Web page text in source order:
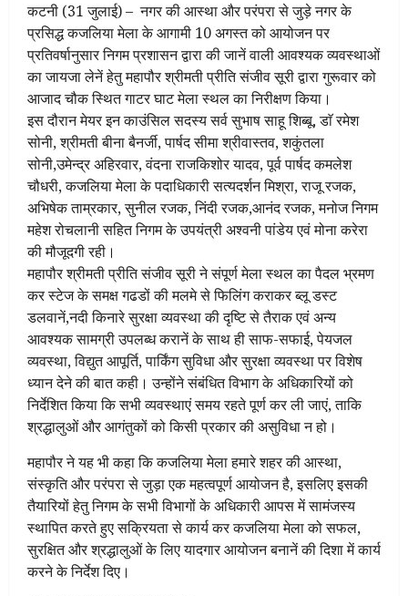
कटनी (31 जुलाई) – नगर की आस्था और परंपरा से जुड़े नगर के
प्रसिद्ध कजलिया मेला के आगामी 10 अगस्त को आयोजन पर
प्रतिवर्षानुसार निगम प्रशासन द्वारा की जानें वाली आवश्यक व्यवस्थाओं
का जायजा लेनें हेतु महापौर श्रीमती प्रीति संजीव सूरी द्वारा गुरूवार को
आजाद चौक स्थित गाटर घाट मेला स्थल का निरीक्षण किया।
इस दौरान मेयर इन काउंसिल सदस्य सर्व सुभाष साहू शिब्बू, डाॅ रमेश
सोनी, श्रीमती बीना बैनर्जी, पार्षद सीमा श्रीवास्तव, शकुंतला
सोनी,उमेन्द्र अहिरवार, वंदना राजकिशोर यादव, पूर्व पार्षद कमलेश
चौधरी, कजलिया मेला के पदाधिकारी सत्यदर्शन मिश्रा, राजू रजक,
अभिषेक ताम्रकार, सुनील रजक, निंदी रजक,आनंद रजक, मनोज निगम
महेश रोचलानी सहित निगम के उपयंत्री अश्वनी पांडेय एवं मोना करेरा
की मौजूदगी रही।
महापौर श्रीमती प्रीति संजीव सूरी ने संपूर्ण मेला स्थल का पैदल भ्रमण
कर स्टेज के समक्ष गढडों की मलमे से फिलिंग कराकर ब्लू डस्ट
डलवानें,नदी किनारे सुरक्षा व्यवस्था की दृष्टि से तैराक एवं अन्य
आवश्यक सामग्री उपलब्ध करानें के साथ ही साफ-सफाई, पेयजल
व्यवस्था, विद्युत आपूर्ति, पार्किंग सुविधा और सुरक्षा व्यवस्था पर विशेष
ध्यान देने की बात कही। उन्होंने संबंधित विभाग के अधिकारियों को
निर्देशित किया कि सभी व्यवस्थाएं समय रहते पूर्ण कर ली जाएं, ताकि
श्रद्धालुओं और आगंतुकों को किसी प्रकार की असुविधा न हो।
महापौर ने यह भी कहा कि कजलिया मेला हमारे शहर की आस्था,
संस्कृति और परंपरा से जुड़ा एक महत्वपूर्ण आयोजन है, इसलिए इसकी
तैयारियों हेतु निगम के सभी विभागों के अधिकारी आपस में सामंजस्य
स्थापित करते हुए सक्रियता से कार्य कर कजलिया मेला को सफल,
सुरक्षित और श्रद्धालुओं के लिए यादगार आयोजन बनानें की दिशा में कार्य
करने के निर्देश दिए।